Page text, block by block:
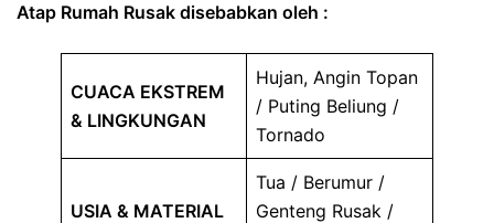
Atap Rumah Rusak disebabkan oleh :
CUACA EKSTREM
& LINGKUNGAN
Hujan, Angin Topan
/ Puting Beliung /
Tornado
USIA & MATERIAL
Tua / Berumur /
Genteng Rusak /